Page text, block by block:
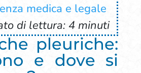
medica e legale
di lettura: 4 minuti
pleuriche:
e dove si